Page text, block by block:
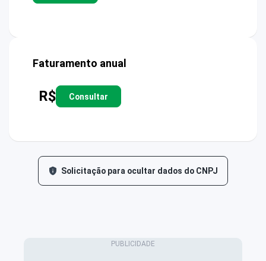
Faturamento anual
R$ Consultar
Solicitação para ocultar dados do CNPJ